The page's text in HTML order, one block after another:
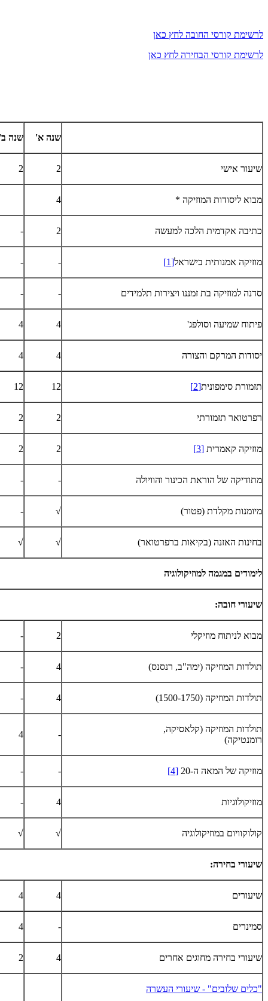
לרשימת קורסי החובה לחץ כאן
לרשימת קורסי הבחירה לחץ כאן
שנה א' שנה
שיעור אישי 2
2
מבוא ליסודות המוזיקה * 4
כתיבה אקדמית הלכה למעשה 2
-
מוזיקה אמנותית בישראל[1]
-
-
סדנה למוזיקה בת זמננו ויצירות תלמידים -
-
פיתוח שמיעה וסולפג' 4
4
יסודות המרקם והצורה 4
4
תזמורת סימפונית[2]
12
12
רפרטואר תזמורתי 2
2
מוזיקה קאמרית [3]
2
2
מתודיקה של הוראת הכינור והוויולה -
-
מיומנות מקלדת (פטור) √
-
בחינות האזנה (בקיאות ברפרטואר) √
√
לימודים במגמה למוזיקולוגיה
שיעורי חובה:
מבוא לניתוח מוזיקלי 2
-
תולדות המוזיקה (ימה"ב, רנסנס) 4
-
תולדות המוזיקה (1500-1750) 4
-
תולדות המוזיקה (קלאסיקה,
רומנטיקה)
-
4
מוזיקה של המאה ה-20 [4]
-
-
מוזיקולוגיות 4
-
קולוקוויום במוזיקולוגיה √
√
שיעורי בחירה:
שיעורים 4
4
סמינרים -
4
שיעורי בחירה מחוגים אחרים 4
2
"כלים שלובים" - שיעורי העשרה